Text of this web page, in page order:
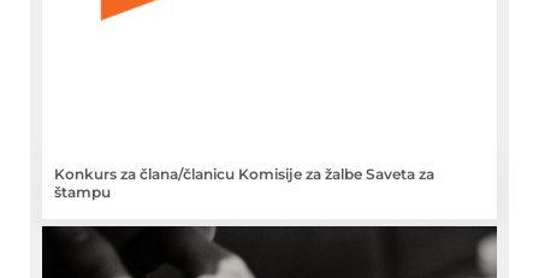
Konkurs za člana/članicu Komisije za žalbe Saveta za
štampu